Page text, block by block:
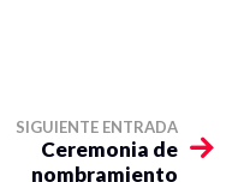
SIGUIENTE ENTRADA
Ceremonia de
nombramiento